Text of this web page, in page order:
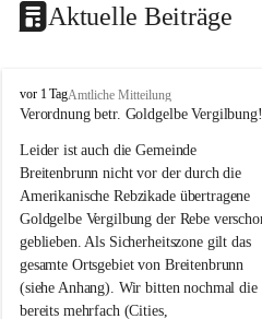
Aktuelle Beiträge
B
r
i
t
e
n
b
r
u
n
n
vor 1 TagAmtliche Mitteilung
Verordnung betr. Goldgelbe Vergilbung!
Leider ist auch die Gemeinde
Breitenbrunn nicht vor der durch die
Amerikanische Rebzikade übertragene
Goldgelbe Vergilbung der Rebe
geblieben. Als Sicherheitszone gilt das
gesamte Ortsgebiet von Breitenbrunn
(siehe Anhang). Wir bitten nochmal die
bereits mehrfach (Cities,